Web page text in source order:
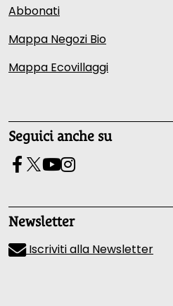
Abbonati
Mappa Negozi Bio
Mappa Ecovillaggi
Seguici anche su
Newsletter
Iscriviti alla Newsletter